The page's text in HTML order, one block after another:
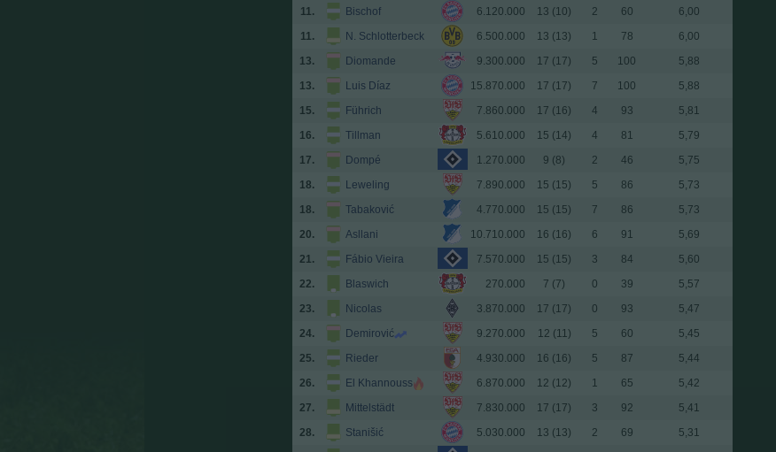
11.
Bischof 6.120.000 13 (10) 2 60
6,00
11.
N. Schlotterbeck 6.500.000 13 (13) 1 78
6,00
13.
Diomande 9.300.000 17 (17) 5 100
5,88
13.
Luis Díaz 15.870.000 17 (17) 7 100
5,88
15.
Führich 7.860.000 17 (16) 4 93
5,81
16.
Tillman 5.610.000 15 (14) 4 81
5,79
17.
Dompé 1.270.000 9 (8) 2 46
5,75
18.
Leweling 7.890.000 15 (15) 5 86
5,73
18.
Tabaković 4.770.000 15 (15) 7 86
5,73
20.
Asllani 10.710.000 16 (16) 6 91
5,69
21.
Fábio Vieira 7.570.000 15 (15) 3 84
5,60
22.
Blaswich 270.000 7 (7) 0 39
5,57
23.
Nicolas 3.870.000 17 (17) 0 93
5,47
24.
Demirović 9.270.000 12 (11) 5 60
5,45
25.
Rieder 4.930.000 16 (16) 5 87
5,44
26.
El Khannouss 6.870.000 12 (12) 1 65
5,42
27.
Mittelstädt 7.830.000 17 (17) 3 92
5,41
28.
Stanišić 5.030.000 13 (13) 2 69
5,31